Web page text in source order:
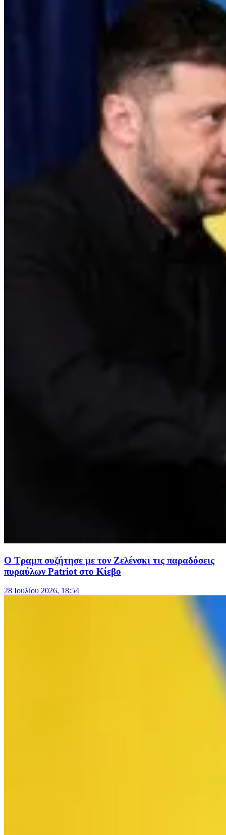
Ο Τραμπ συζήτησε με τον Ζελένσκι τις παραδόσεις
πυραύλων Patriot στο Κίεβο
28 Ιουλίου 2026, 18:54